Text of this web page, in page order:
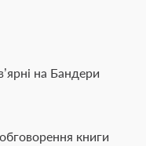
на Бандери
книги